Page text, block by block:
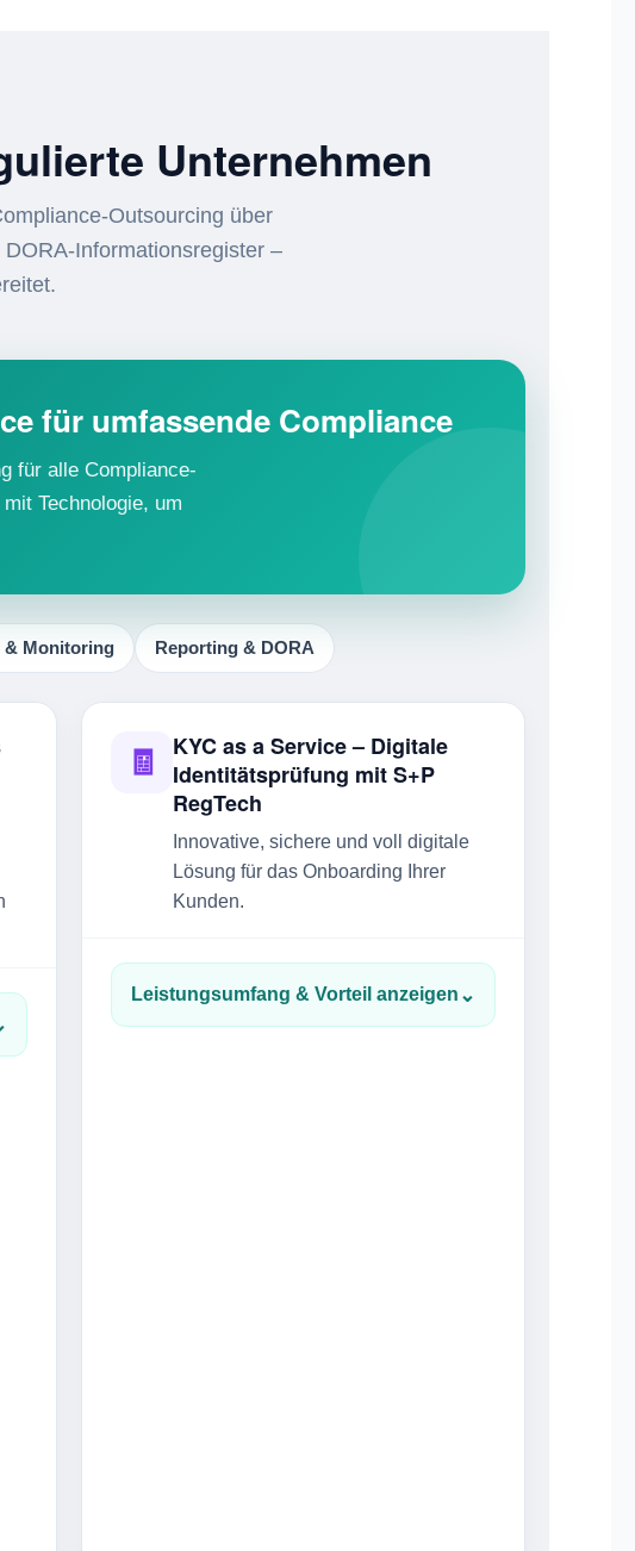
Unternehmen
Outsourcing über
Informationsregister –
für umfassende Compliance
für alle Compliance-
Technologie, um
& Monitoring Reporting & DORA
🧾
KYC as a Service – Digitale
Identitätsprüfung mit S+P
RegTech
Innovative, sichere und voll digitale
Lösung für das Onboarding Ihrer
Kunden.
Leistungsumfang & Vorteil anzeigen ⌄